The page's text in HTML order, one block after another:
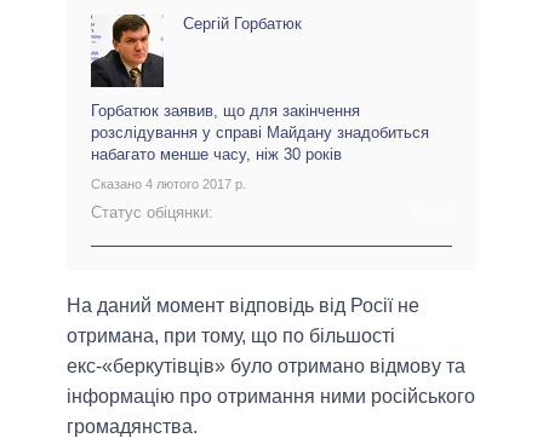
Сергій Горбатюк
Горбатюк заявив, що для закінчення
розслідування у справі Майдану знадобиться
набагато менше часу, ніж 30 років
Сказано 4 лютого 2017 р.
Статус обіцянки:
На даний момент відповідь від Росії не
отримана, при тому, що по більшості
екс-«беркутівців» було отримано відмову та
інформацію про отримання ними російського
громадянства.